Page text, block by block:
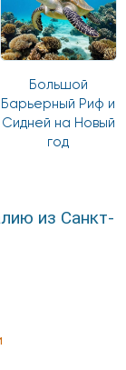
Большой
Барьерный Риф и
Сидней на Новый
год
из Санкт-